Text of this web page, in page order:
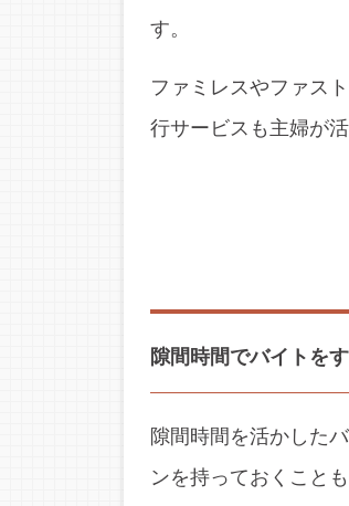
す。
ファミレスやファス
行サービスも主婦が
隙間時間でバイトを
隙間時間を活かした
ンを持っておくことも